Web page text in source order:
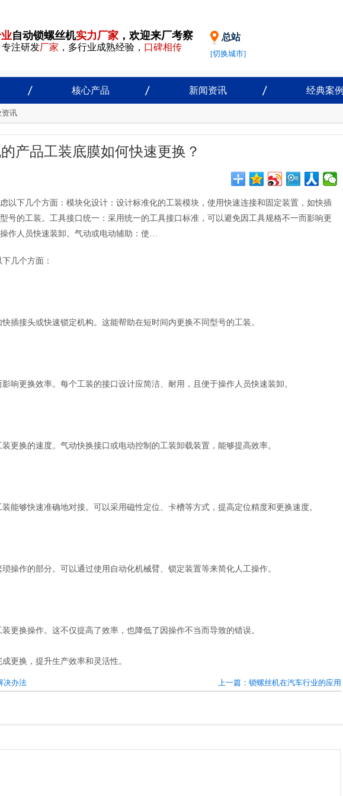
自动锁螺丝机实力厂家 ，欢迎来厂考察
专注研发厂家 ，多行业成熟经验， 口碑相传
总站
[切换城市]
核心产品 新闻资讯 经典案例
资讯
产品工装底膜如何快速更换？
以下几个方面：模块化设计：设计标准化的工装模块，使用快速连接和固定装置，如快插
号的工装。工具接口统一：采用统一的工具接口标准，可以避免因工具规格不一而影响更
作人员快速装卸。气动或电动辅助：使…
几个方面：
插接头或快速锁定机构。这能帮助在短时间内更换不同型号的工装。
响更换效率。每个工装的接口设计应简洁、耐用，且便于操作人员快速装卸。
更换的速度。气动快换接口或电动控制的工装卸载装置，能够提高效率。
能够快速准确地对接。可以采用磁性定位、卡槽等方式，提高定位精度和更换速度。
操作的部分。可以通过使用自动化机械臂、锁定装置等来简化人工操作。
更换操作。这不仅提高了效率，也降低了因操作不当而导致的错误。
更换，提升生产效率和灵活性。
决办法 上一篇：锁螺丝机在汽车行业的应用